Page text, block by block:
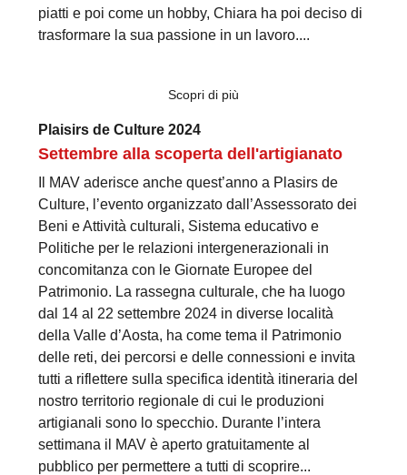
piatti e poi come un hobby, Chiara ha poi deciso di
trasformare la sua passione in un lavoro....
Scopri di più
Plaisirs de Culture 2024
Settembre alla scoperta dell'artigianato
Il MAV aderisce anche quest’anno a Plasirs de
Culture, l’evento organizzato dall’Assessorato dei
Beni e Attività culturali, Sistema educativo e
Politiche per le relazioni intergenerazionali in
concomitanza con le Giornate Europee del
Patrimonio. La rassegna culturale, che ha luogo
dal 14 al 22 settembre 2024 in diverse località
della Valle d’Aosta, ha come tema il Patrimonio
delle reti, dei percorsi e delle connessioni e invita
tutti a riflettere sulla specifica identità itineraria del
nostro territorio regionale di cui le produzioni
artigianali sono lo specchio. Durante l’intera
settimana il MAV è aperto gratuitamente al
pubblico per permettere a tutti di scoprire...